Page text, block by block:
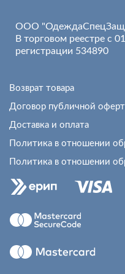
ООО
В торговом реестре с
регистрации 534890
Возврат товара
Договор публичной
Доставка и оплата
Политика в отношении
Политика в отношении